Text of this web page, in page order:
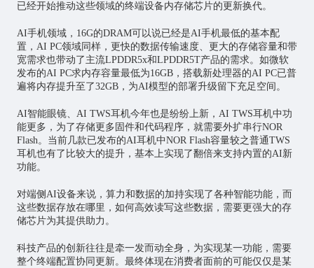
已经开始推动这些领域的终端设备内存储芯片的更新换代。
AI手机领域，16G的DRAM可以说已经是AI手机最低的基本配
置，AI PC领域同样，更快的数据传输速度、更大的存储容量和带
宽需求也带动了主流LPDDR5x和LPDDR5T产品的需求。如微软
发布的AI PC求内存容量最低为16GB，搭载新处理器的AI PC已普
遍将内存提升至了32GB，为AI模型的部署升级留下充足空间。
AI智能眼镜、AI TWS耳机今年也是纷纷上新，AI TWS耳机中功
能更多，为了存储更多固件和代码程序，就需要外扩串行NOR
Flash。当前几款已发布的AI耳机中NOR Flash容量较之普通TWS
耳机也有了比较大的提升，基本上实现了翻倍来支持内置的AI新
功能。
对端侧AI设备来说，算力和数据的加持实现了各种智能功能，而
这些数据存放在哪里，如何高效读写这些数据，需要更强大的存
储芯片为其提供助力。
科技产品的创新往往是牵一发而动全身，为实现某一功能，需要
整个终端配置协同更新。最终体现在消费者面前的可能仅仅是某